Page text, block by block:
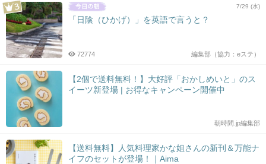
7/29 (水)
「日陰（ひかげ）」を英語で言うと？
編集部（協力：eステ）
72774
【2個で送料無料！】大好評「おかしめいと」のス
イーツ新登場 | お得なキャンペーン開催中
朝時間.jp編集部
【送料無料】人気料理家かな姐さんの新刊＆万能ナ
イフのセットが登場！｜Aima